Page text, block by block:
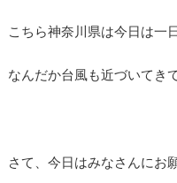
こちら神奈川県は今日は一
なんだか台風も近づいてき
さて、今日はみなさんにお